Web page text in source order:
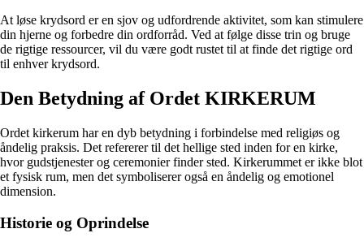
At løse krydsord er en sjov og udfordrende aktivitet, som kan stimulere
din hjerne og forbedre din ordforråd. Ved at følge disse trin og bruge
de rigtige ressourcer, vil du være godt rustet til at finde det rigtige ord
til enhver krydsord.
Den Betydning af Ordet KIRKERUM
Ordet kirkerum har en dyb betydning i forbindelse med religiøs og
åndelig praksis. Det refererer til det hellige sted inden for en kirke,
hvor gudstjenester og ceremonier finder sted. Kirkerummet er ikke blot
et fysisk rum, men det symboliserer også en åndelig og emotionel
dimension.
Historie og Oprindelse